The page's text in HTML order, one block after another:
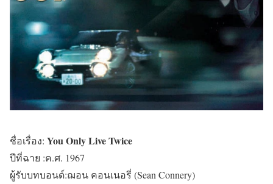
ชื่อเรื่อง: You Only Live Twice
ปีที่ฉาย :ค.ศ. 1967
ผู้รับบทบอนด์:ฌอน คอนเนอรี่ (Sean Connery)